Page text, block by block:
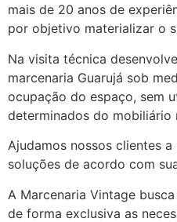
mais de 20 anos de
por objetivo materializar o
Na visita técnica
marcenaria Guarujá sob
ocupação do espaço, sem
determinados do mobiliário
Ajudamos nossos clientes
soluções de acordo com
A Marcenaria Vintage
de forma exclusiva as